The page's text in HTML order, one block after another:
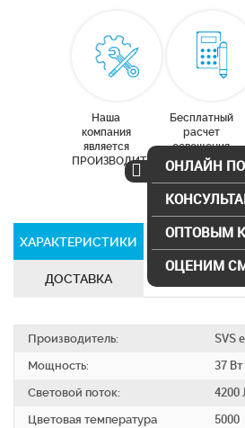
Наша
компания
является
ПРОИЗВОДИТЕЛЕМ
Бесплатный
расчет
освещения
ХАРАКТЕРИСТИКИ
ДОСТАВКА
Производитель:
SVS
Мощность:
37 Вт
Световой поток:
Цветовая температура
5000
ОНЛАЙН
ОПТОВЫМ
ОЦЕНИМ